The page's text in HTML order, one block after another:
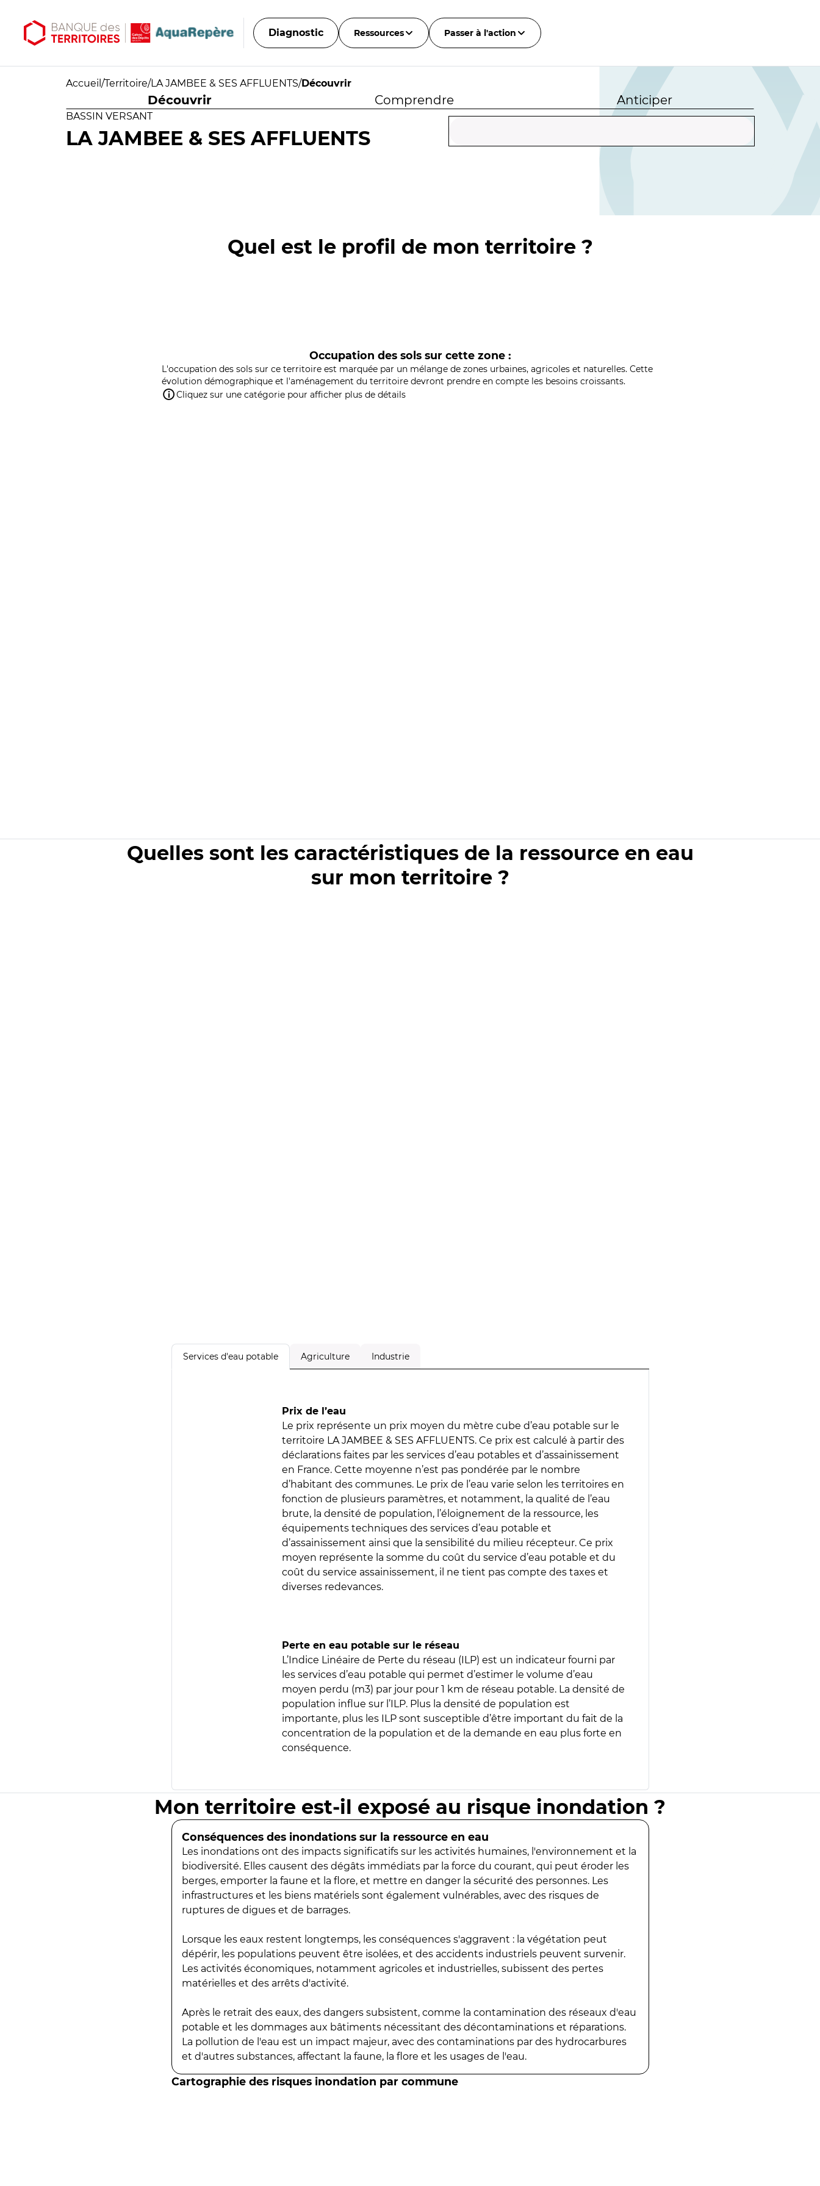
Diagnostic Ressources Passer à l'action
Accueil /Territoire/LA JAMBEE & SES AFFLUENTS/Découvrir
Découvrir Comprendre Anticiper
BASSIN VERSANT
LA JAMBEE & SES AFFLUENTS
Quel est le profil de mon territoire ?
Occupation des sols sur cette zone :
L'occupation des sols sur ce territoire est marquée par un mélange de zones urbaines, agricoles et naturelles. Cette
évolution démographique et l'aménagement du territoire devront prendre en compte les besoins croissants.
Cliquez sur une catégorie pour afficher plus de détails
Quelles sont les caractéristiques de la ressource en eau
sur mon territoire ?
Services d'eau potable Agriculture Industrie
Prix de l’eau
Le prix représente un prix moyen du mètre cube d’eau potable sur le
territoire LA JAMBEE & SES AFFLUENTS. Ce prix est calculé à partir des
déclarations faites par les services d’eau potables et d’assainissement
en France. Cette moyenne n’est pas pondérée par le nombre
d’habitant des communes. Le prix de l’eau varie selon les territoires en
fonction de plusieurs paramètres, et notamment, la qualité de l’eau
brute, la densité de population, l’éloignement de la ressource, les
équipements techniques des services d’eau potable et
d’assainissement ainsi que la sensibilité du milieu récepteur. Ce prix
moyen représente la somme du coût du service d’eau potable et du
coût du service assainissement, il ne tient pas compte des taxes et
diverses redevances.
Perte en eau potable sur le réseau
L’Indice Linéaire de Perte du réseau (ILP) est un indicateur fourni par
les services d’eau potable qui permet d’estimer le volume d’eau
moyen perdu (m3) par jour pour 1 km de réseau potable. La densité de
population influe sur l’ILP. Plus la densité de population est
importante, plus les ILP sont susceptible d’être important du fait de la
concentration de la population et de la demande en eau plus forte en
conséquence.
Mon territoire est-il exposé au risque inondation ?
Conséquences des inondations sur la ressource en eau
Les inondations ont des impacts significatifs sur les activités humaines, l'environnement et la
biodiversité. Elles causent des dégâts immédiats par la force du courant, qui peut éroder les
berges, emporter la faune et la flore, et mettre en danger la sécurité des personnes. Les
infrastructures et les biens matériels sont également vulnérables, avec des risques de
ruptures de digues et de barrages.
Lorsque les eaux restent longtemps, les conséquences s'aggravent : la végétation peut
dépérir, les populations peuvent être isolées, et des accidents industriels peuvent survenir.
Les activités économiques, notamment agricoles et industrielles, subissent des pertes
matérielles et des arrêts d'activité.
Après le retrait des eaux, des dangers subsistent, comme la contamination des réseaux d'eau
potable et les dommages aux bâtiments nécessitant des décontaminations et réparations.
La pollution de l'eau est un impact majeur, avec des contaminations par des hydrocarbures
et d'autres substances, affectant la faune, la flore et les usages de l'eau.
Cartographie des risques inondation par commune